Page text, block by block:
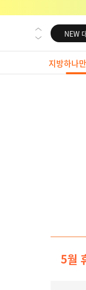
NEW
NEW
NEW
지방하나
5월